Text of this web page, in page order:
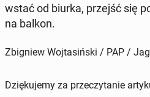
wstać od biurka, przejść się
na balkon.
Zbigniew Wojtasiński / PAP /
Dziękujemy za przeczytanie